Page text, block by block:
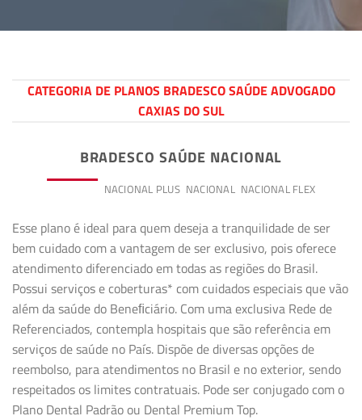
CATEGORIA DE PLANOS BRADESCO SAÚDE ADVOGADO
CAXIAS DO SUL
BRADESCO SAÚDE NACIONAL
NACIONAL PLUS NACIONAL NACIONAL FLEX
Esse plano é ideal para quem deseja a tranquilidade de ser
bem cuidado com a vantagem de ser exclusivo, pois oferece
atendimento diferenciado em todas as regiões do Brasil.
Possui serviços e coberturas* com cuidados especiais que vão
além da saúde do Beneﬁciário. Com uma exclusiva Rede de
Referenciados, contempla hospitais que são referência em
serviços de saúde no País. Dispõe de diversas opções de
reembolso, para atendimentos no Brasil e no exterior, sendo
respeitados os limites contratuais. Pode ser conjugado com o
Plano Dental Padrão ou Dental Premium Top.